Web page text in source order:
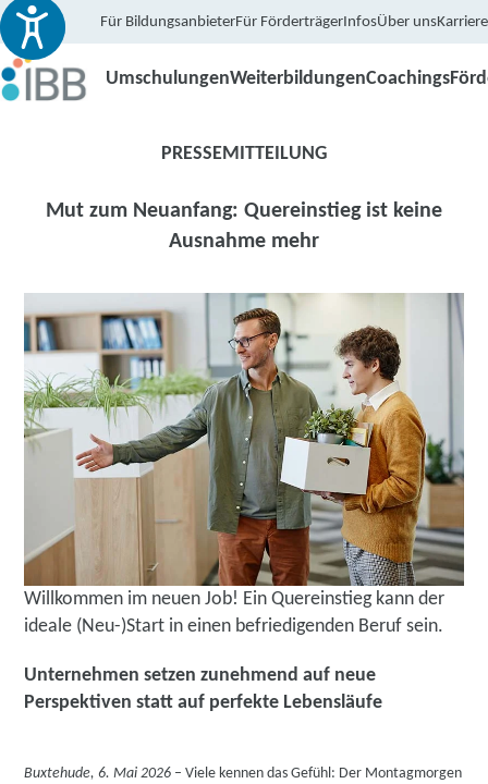
Für BildungsanbieterFür FörderträgerInfosÜber unsKarriere
UmschulungenWeiterbildungenCoachings
PRESSEMITTEILUNG
Mut zum Neuanfang: Quereinstieg ist keine
Ausnahme mehr
Willkommen im neuen Job! Ein Quereinstieg kann der
ideale (Neu-)Start in einen befriedigenden Beruf sein.
Unternehmen setzen zunehmend auf neue
Perspektiven statt auf perfekte Lebensläufe
Buxtehude, 6. Mai 2026 – Viele kennen das Gefühl: Der Montagmorgen